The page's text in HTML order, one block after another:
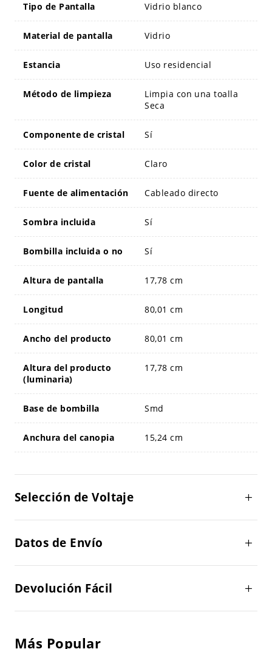
Tipo de Pantalla Vidrio blanco
Material de pantalla Vidrio
Estancia Uso residencial
Método de limpieza
Limpia con una toalla
Seca
Componente de cristal Sí
Color de cristal Claro
Fuente de alimentación Cableado directo
Sombra incluida Sí
Bombilla incluida o no Sí
Altura de pantalla 17,78 cm
Longitud 80,01 cm
Ancho del producto 80,01 cm
Altura del producto
(luminaria)
17,78 cm
Base de bombilla Smd
Anchura del canopia 15,24 cm
Selección de Voltaje
Datos de Envío
Devolución Fácil
Más Popular